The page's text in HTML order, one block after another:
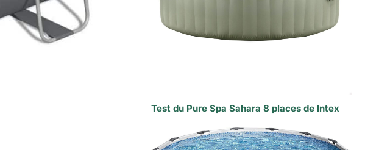
Test du Pure Spa Sahara 8 places de Intex